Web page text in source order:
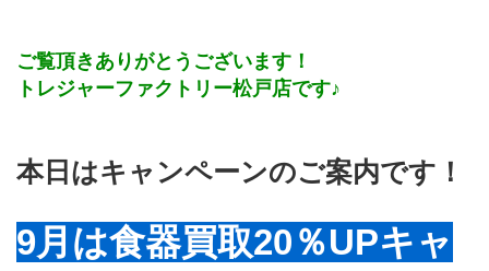
ご覧頂きありがとうございます！
トレジャーファクトリー松戸店です♪
本日はキャンペーンのご案内です！
9月は食器買取20％UPキャ